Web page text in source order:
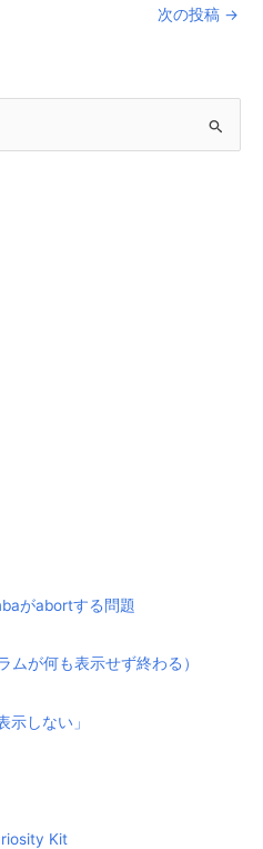
次の投稿 →
がabortする問題
ムが何も表示せず終わる）
しない」
Kit